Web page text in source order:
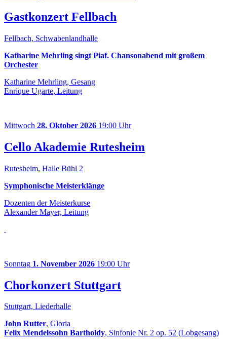
Gastkonzert Fellbach
Fellbach, Schwabenlandhalle
Katharine Mehrling singt Piaf. Chansonabend mit großem
Orchester
Katharine Mehrling, Gesang
Enrique Ugarte, Leitung
Mittwoch 28. Oktober 2026 19:00 Uhr
Cello Akademie Rutesheim
Rutesheim, Halle Bühl 2
Symphonische Meisterklänge
Dozenten der Meisterkurse
Alexander Mayer, Leitung
Sonntag 1. November 2026 19:00 Uhr
Chorkonzert Stuttgart
Stuttgart, Liederhalle
John Rutter, Gloria
Felix Mendelssohn Bartholdy, Sinfonie Nr. 2 op. 52 (Lobgesang)